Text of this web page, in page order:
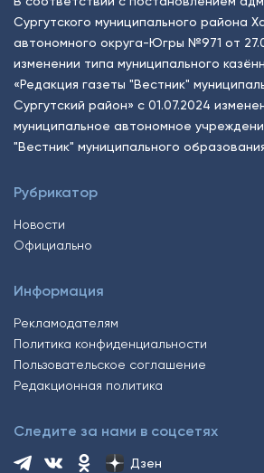
Сургутского муниципального района
автономного округа-Югры №971 от
изменении типа муниципального
«Редакция газеты "Вестник"
Сургутский район» с 01.07.2024
муниципальное автономное
"Вестник" муниципального
Рубрикатор
Новости
Официально
Информация
Рекламодателям
Политика конфиденциальности
Пользовательское соглашение
Редакционная политика
Следите за нами в соцсетях
Дзен